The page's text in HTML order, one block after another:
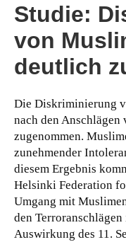
Studie:
von
deutlich
Die Diskriminierung
nach den Anschlägen
zugenommen.
zunehmender
diesem Ergebnis
Helsinki Federation
Umgang mit
den
Auswirkung des 11.